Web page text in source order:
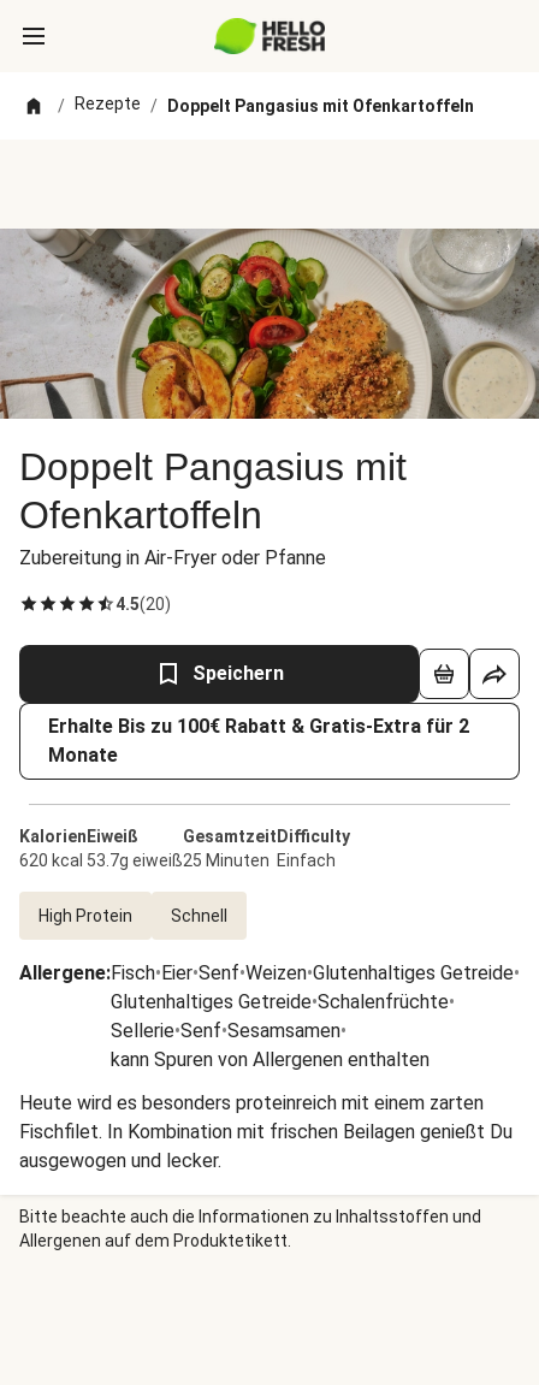
/ Rezepte / Doppelt Pangasius mit Ofenkartoffeln
Doppelt Pangasius mit
Ofenkartoffeln
Zubereitung in Air-Fryer oder Pfanne
4.5(20)
Speichern
Erhalte Bis zu 100€ Rabatt & Gratis-Extra für 2
Monate
Kalorien
620 kcal
Eiweiß
53.7g eiweiß
Gesamtzeit
25 Minuten
Difficulty
Einfach
High Protein Schnell
Allergene:Fisch•Eier•Senf•Weizen•Glutenhaltiges Getreide•
Glutenhaltiges Getreide•Schalenfrüchte•
Sellerie•Senf•Sesamsamen•
kann Spuren von Allergenen enthalten
Heute wird es besonders proteinreich mit einem zarten
Fischfilet. In Kombination mit frischen Beilagen genießt Du
ausgewogen und lecker.
Bitte beachte auch die Informationen zu Inhaltsstoffen und
Allergenen auf dem Produktetikett.